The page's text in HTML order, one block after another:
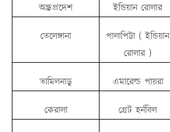
অন্ধ্রপ্রদেশ ইন্ডিয়ান রোলার
তেলেঙ্গানা
পালাপিট্টা ( ইন্ডিয়ান
রোলার )
তামিলনাডু এমারেল্ড পায়রা
কেরালা গ্রেট হর্নবিল